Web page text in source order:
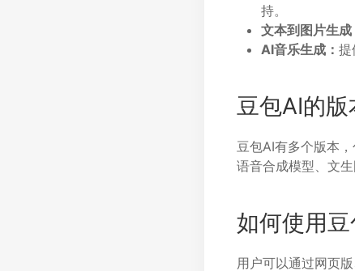
持。
文本到图片生成
AI音乐生成： 提
豆包AI的版
豆包AI有多个版本
语音合成模型、文生
如何使用豆
用户可以通过网页